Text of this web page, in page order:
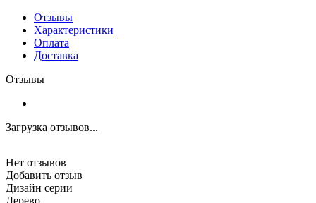
Отзывы
Характеристики
Оплата
Доставка
Отзывы
Загрузка отзывов...
Нет отзывов
Добавить отзыв
Дизайн серии
Дерево